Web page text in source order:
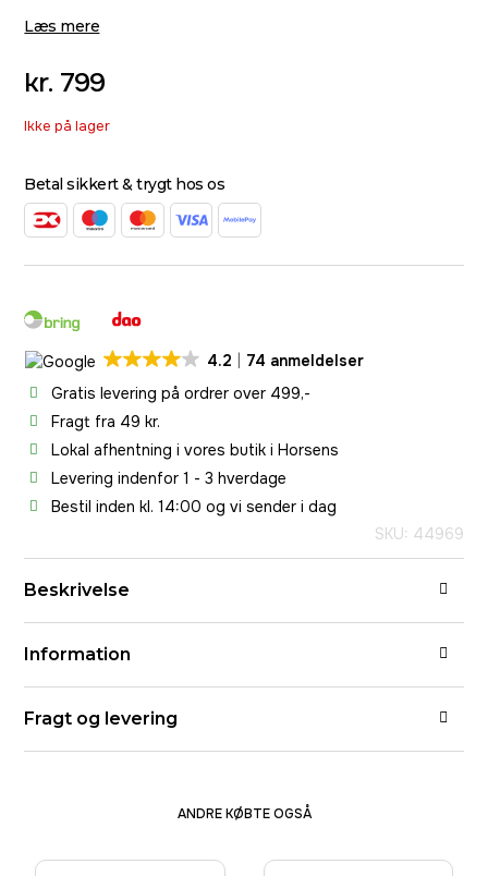
Læs mere
kr. 799
Ikke på lager
Betal sikkert & trygt hos os
4.2
74 anmeldelser
Gratis levering på ordrer over 499,-
Fragt fra 49 kr.
Lokal afhentning i vores butik i Horsens
Levering indenfor 1 - 3 hverdage
Bestil inden kl. 14:00 og vi sender i dag
SKU: 44969
Beskrivelse
Information
Fragt og levering
ANDRE KØBTE OGSÅ